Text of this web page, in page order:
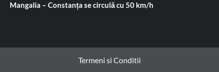
Mangalia – Constanța se circulă cu 50 km/h
Termeni si Conditii